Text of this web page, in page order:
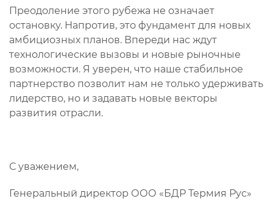
Преодоление этого рубежа не означает
остановку. Напротив, это фундамент для новых
амбициозных планов. Впереди нас ждут
технологические вызовы и новые рыночные
возможности. Я уверен, что наше стабильное
партнерство позволит нам не только удерживать
лидерство, но и задавать новые векторы
развития отрасли.
С уважением,
Генеральный директор ООО «БДР Термия Рус»